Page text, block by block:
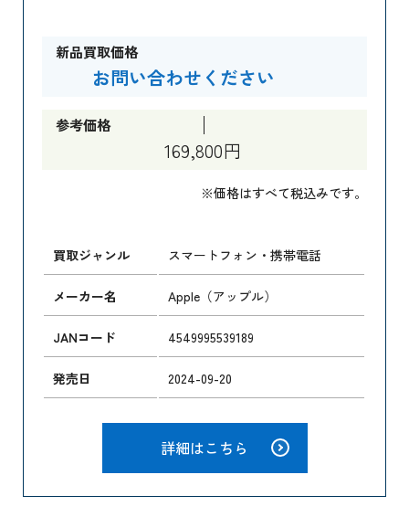
新品買取価格
お問い合わせください
参考価格
169,800円
※価格はすべて税込みです。
買取ジャンル スマートフォン・携帯電話
メーカー名 Apple（アップル）
JANコード 4549995539189
発売日 2024-09-20
詳細はこちら